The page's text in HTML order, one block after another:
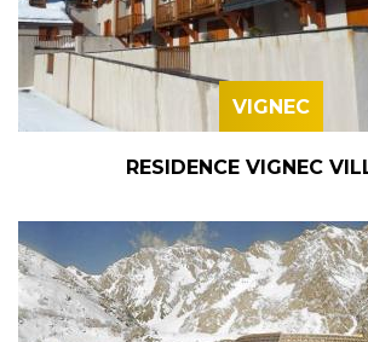
VIGNEC
RESIDENCE VIGNEC